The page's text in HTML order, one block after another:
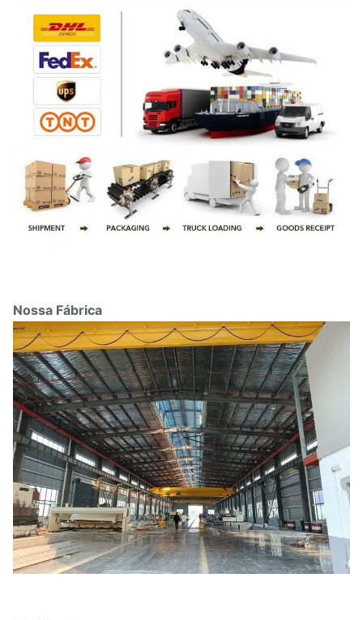
Nossa Fábrica